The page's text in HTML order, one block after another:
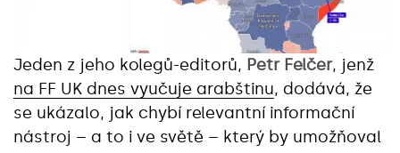
Jeden z jeho kolegů-editorů, Petr Felčer, jenž
na FF UK dnes vyučuje arabštinu, dodává, že
se ukázalo, jak chybí relevantní informační
nástroj – a to i ve světě – který by umožňoval